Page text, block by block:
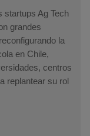
startups Ag Tech
grandes
la
en Chile,
centros
replantear su rol